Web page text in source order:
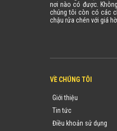
nơi nào có được.
chúng tôi còn có các
chậu rửa chén với giá
VỀ CHÚNG TÔI
Giới thiệu
Tin tức
Điều khoản sử dụng